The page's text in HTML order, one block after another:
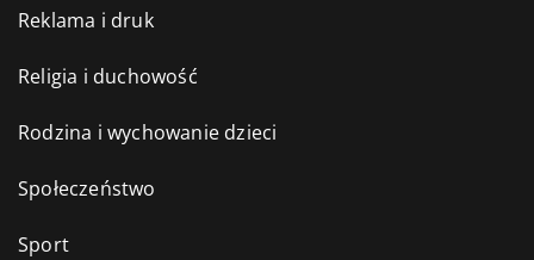
Reklama i druk
Religia i duchowość
Rodzina i wychowanie dzieci
Społeczeństwo
Sport